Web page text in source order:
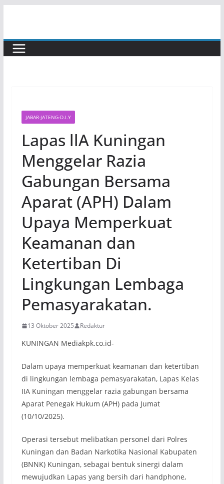
content
JABAR-JATENG-D.I.Y
Lapas llA Kuningan
Menggelar Razia
Gabungan Bersama
Aparat (APH) Dalam
Upaya Memperkuat
Keamanan dan
Ketertiban Di
Lingkungan Lembaga
Pemasyarakatan.
13 Oktober 2025 Redaktur
KUNINGAN Mediakpk.co.id-
Dalam upaya memperkuat keamanan dan ketertiban
di lingkungan lembaga pemasyarakatan, Lapas Kelas
IIA Kuningan menggelar razia gabungan bersama
Aparat Penegak Hukum (APH) pada Jumat
(10/10/2025).
Operasi tersebut melibatkan personel dari Polres
Kuningan dan Badan Narkotika Nasional Kabupaten
(BNNK) Kuningan, sebagai bentuk sinergi dalam
mewujudkan Lapas yang bersih dari handphone,